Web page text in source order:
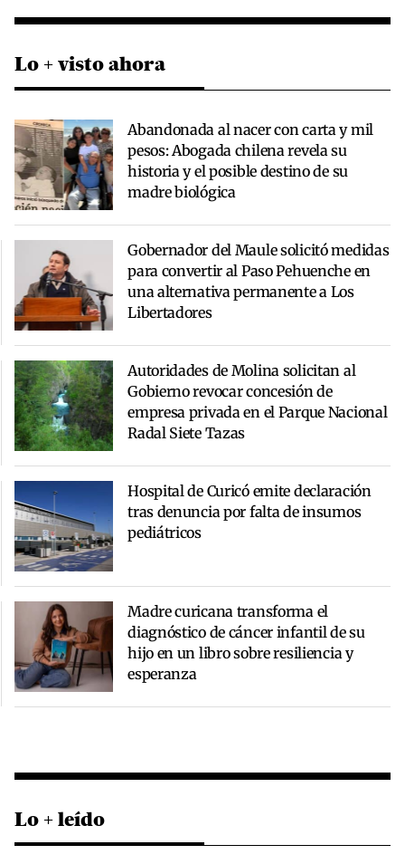
Lo + visto ahora
Abandonada al nacer con carta y mil
pesos: Abogada chilena revela su
historia y el posible destino de su
madre biológica
Gobernador del Maule solicitó medidas
para convertir al Paso Pehuenche en
una alternativa permanente a Los
Libertadores
Autoridades de Molina solicitan al
Gobierno revocar concesión de
empresa privada en el Parque Nacional
Radal Siete Tazas
Hospital de Curicó emite declaración
tras denuncia por falta de insumos
pediátricos
Madre curicana transforma el
diagnóstico de cáncer infantil de su
hijo en un libro sobre resiliencia y
esperanza
Lo + leído